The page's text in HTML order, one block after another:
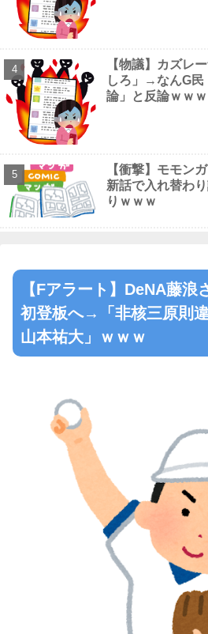
Powered by livedoor 相互RSS
【物議】カズレ
しろ」→なんG民
論」と反論ｗｗｗ
【衝撃】モモン
新話で入れ替わ
りｗｗｗ
【Fアラート】DeNA藤浪
初登板へ→「非核三原則
山本祐大」ｗｗｗ